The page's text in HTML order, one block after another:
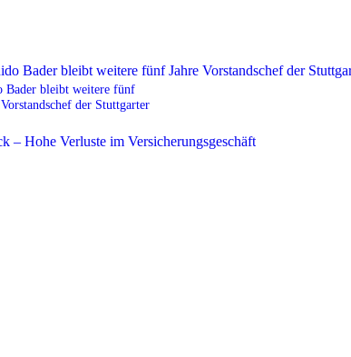
Bader bleibt weitere fünf
der Stuttgarter